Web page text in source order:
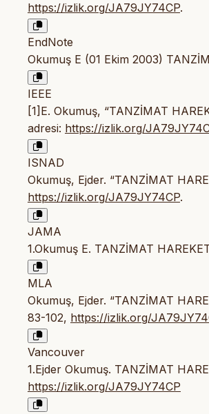
https://izlik.org/JA79JY74CP.
EndNote
Okumuş E (01 Ekim 2003)
IEEE
[1]E. Okumuş, “TANZİMAT
adresi: https://izlik.org/
ISNAD
Okumuş, Ejder. “TANZİMAT
https://izlik.org/JA79JY74CP.
JAMA
1.Okumuş E. TANZİMAT
MLA
Okumuş, Ejder. “TANZİMAT
83-102, https://izlik.org/
Vancouver
1.Ejder Okumuş. TANZİMAT
https://izlik.org/JA79JY74CP